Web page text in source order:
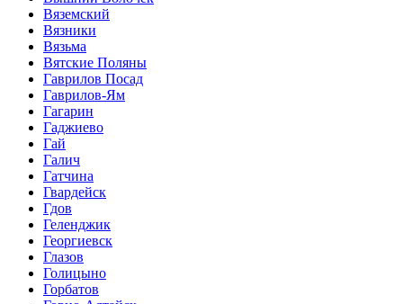
Вяземский
Вязники
Вязьма
Вятские Поляны
Гаврилов Посад
Гаврилов-Ям
Гагарин
Гаджиево
Гай
Галич
Гатчина
Гвардейск
Гдов
Геленджик
Георгиевск
Глазов
Голицыно
Горбатов